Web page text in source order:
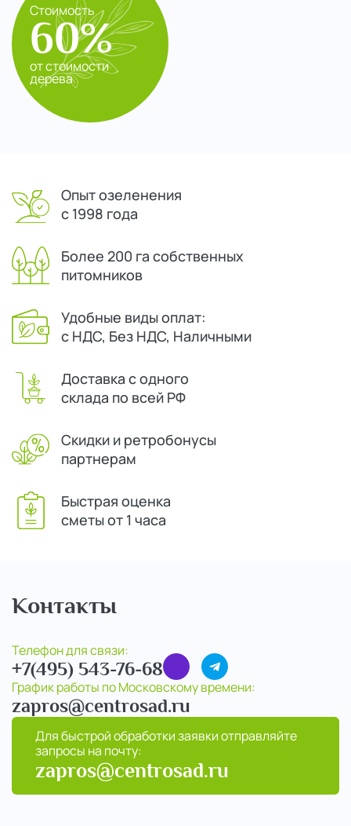
Стоимость
60%
от стоимости
дерева
Опыт озеленения
с 1998 года
Более 200 га собственных
питомников
Удобные виды оплат:
с НДС, Без НДС, Наличными
Доставка с одного
склада по всей РФ
Скидки и ретробонусы
партнерам
Быстрая оценка
сметы от 1 часа
Контакты
Телефон для связи:
+7(495) 543-76-68
График работы по Московскому времени:
zapros@centrosad.ru
Для быстрой обработки заявки отправляйте
запросы на почту:
zapros@centrosad.ru